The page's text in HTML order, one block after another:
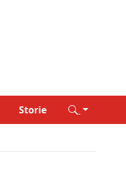
Storie